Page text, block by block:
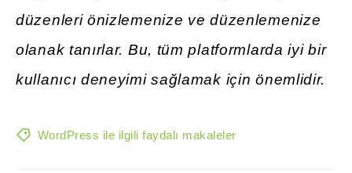
düzenleri önizlemenize ve düzenlemenize
olanak tanırlar. Bu, tüm platformlarda iyi bir
kullanıcı deneyimi sağlamak için önemlidir.
WordPress ile ilgili faydalı makaleler